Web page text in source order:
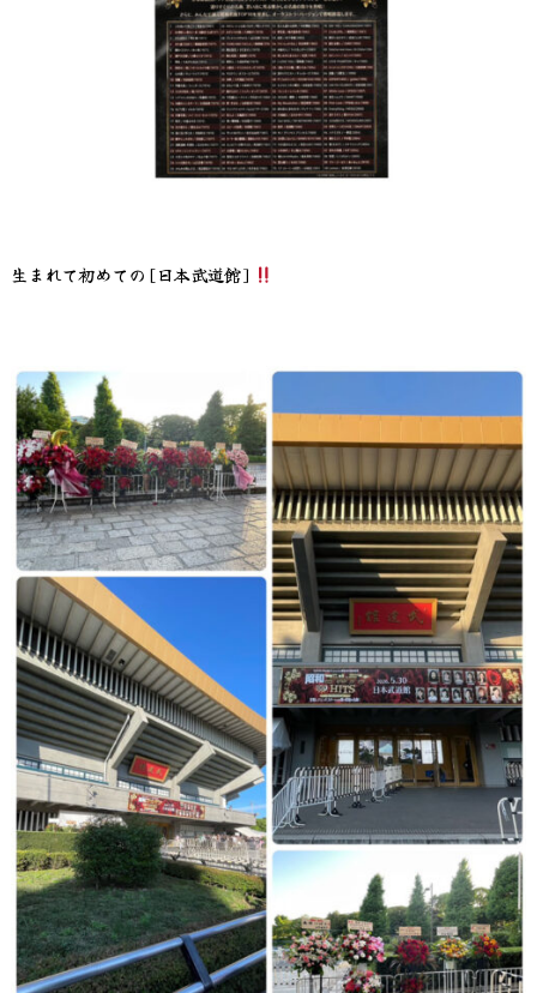
生まれて初めての[日本武道館]